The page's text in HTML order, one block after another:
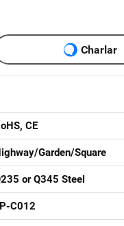
Charlar
CE
Garden/Square
or Q345 Steel
C012